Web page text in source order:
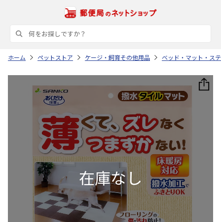
ホーム ペットストア ケージ・飼育その他用品 ベッド・マット・ス